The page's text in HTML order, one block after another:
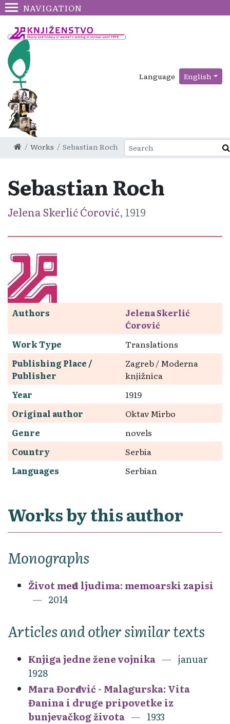
NAVIGATION
Language English
Works Sebastian Roch
Sebastian Roch
Jelena Skerlić Ćorović, 1919
Authors
Jelena Skerlić
Ćorović
Work Type
Translations
Publishing Place /
Publisher
Zagreb / Moderna
knjižnica
Year
1919
Original author
Oktav Mirbo
Genre
novels
Country
Serbia
Languages
Serbian
Works by this author
Monographs
Život među ljudima: memoarski zapisi
2014
Articles and other similar texts
Knjiga jedne žene vojnika
januar
1928
Mara Đorđević - Malagurska: Vita
Đanina i druge pripovetke iz
bunjevačkog života
1933